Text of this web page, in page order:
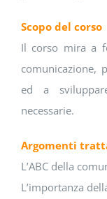
Scopo del corso
Il corso mira a
comunicazione,
ed a
necessarie.
Argomenti
L’ABC della
L’importanza